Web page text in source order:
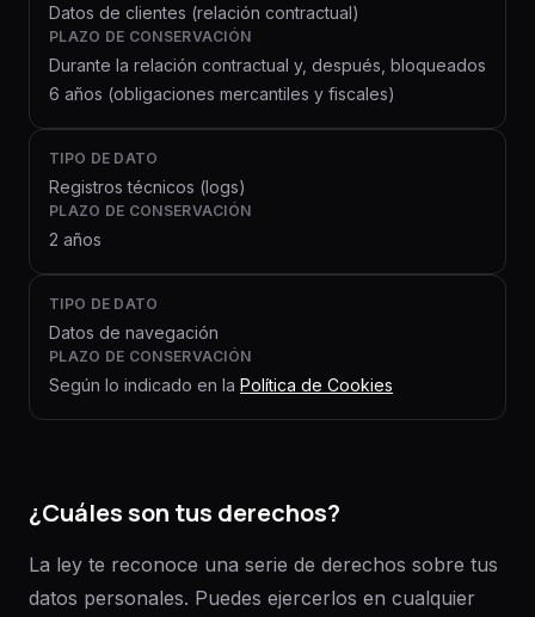
Datos de clientes (relación contractual)
PLAZO DE CONSERVACIÓN
Durante la relación contractual y, después, bloqueados
6 años (obligaciones mercantiles y fiscales)
TIPO DE DATO
Registros técnicos (logs)
PLAZO DE CONSERVACIÓN
2 años
TIPO DE DATO
Datos de navegación
PLAZO DE CONSERVACIÓN
Según lo indicado en la Política de Cookies
¿Cuáles son tus derechos?
La ley te reconoce una serie de derechos sobre tus
datos personales. Puedes ejercerlos en cualquier